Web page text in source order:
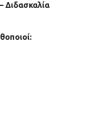
Διδασκαλία